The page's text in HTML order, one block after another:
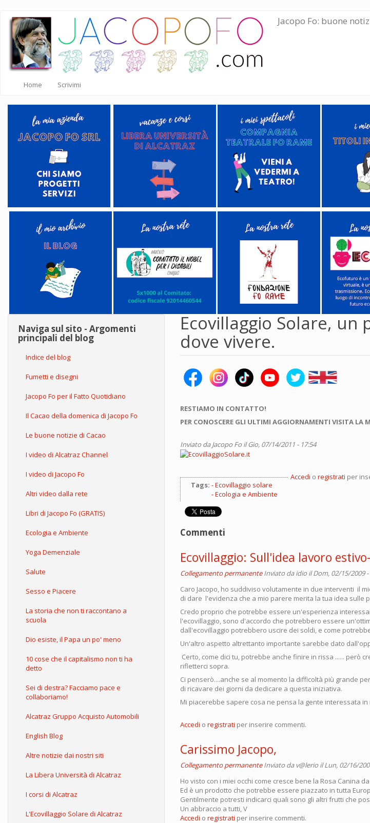
Salta
contenuto
principale
Jacopo Fo: buone
Home Scrivimi
Naviga sul sito - Argomenti
principali del blog
Indice del blog
Fumetti e disegni
Jacopo Fo per il Fatto Quotidiano
Il Cacao della domenica di Jacopo Fo
Le buone notizie di Cacao
I video di Alcatraz Channel
I video di Jacopo Fo
Altri video dalla rete
Libri di Jacopo Fo (GRATIS)
Ecologia e Ambiente
Yoga Demenziale
Salute
Sesso e Piacere
La storia che non ti raccontano a
scuola
Dio esiste, il Papa un po' meno
10 cose che il capitalismo non ti ha
detto
Sei di destra? Facciamo pace e
collaboriamo!
Alcatraz Gruppo Acquisto Automobili
English Blog
Altre notizie dai nostri siti
La Libera Università di Alcatraz
I corsi di Alcatraz
L'Ecovillaggio Solare di Alcatraz
Ecovillaggio Solare, un
dove vivere.
RESTIAMO IN CONTATTO!
PER CONOSCERE GLI ULTIMI AGGIORNAMENTI VISITA LA
Inviato daJacopo Fo il Gio, 07/14/2011 - 17:54
Tags:
Ecovillaggio solare
Ecologia e Ambiente
Accedi o registrati per
Commenti
Ecovillaggio: Sull'idea lavoro
Collegamento permanente Inviato daidio il Dom, 02/15/2009 -
Caro Jacopo, ho suddiviso volutamente in due interventi il
di dare l'evidenza che a mio parere merita la tua idea
Credo proprio che potrebbe essere un'esperienza
l'ecovillaggio, sono d'accordo che potrebbero essere
dall'ecovillaggio potrebbero uscire dei soldi, e come
Un'altro aspetto altrettanto importante sarebbe dato
Certo, come dici tu, potrebbe anche finire in rissa ...... però
rifletterci sopra.
Ci penserò....anche se al momento la difficoltà più grande
di ricavare dei giorni da dedicare a questa iniziativa.
Mi piacerebbe sapere cosa ne pensa la gente interessata
Accedi o registrati per inserire commenti.
Carissimo Jacopo,
Collegamento permanente Inviato dav@lerio il Lun, 02/16/
Ho visto con i miei occhi come cresce bene la Rosa Canina
Ed è un prodotto che potrebbe essere piazzato in tutta
Gentilmente potresti indicarci quali sono gli altri frutti che
Un abbraccio a tutti, V
Accedi o registrati per inserire commenti.